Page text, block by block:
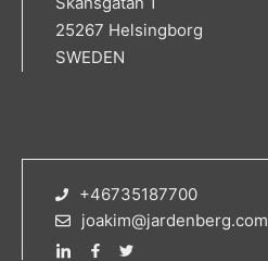
25267 Helsingborg
SWEDEN
+46735187700
joakim@jardenberg.com